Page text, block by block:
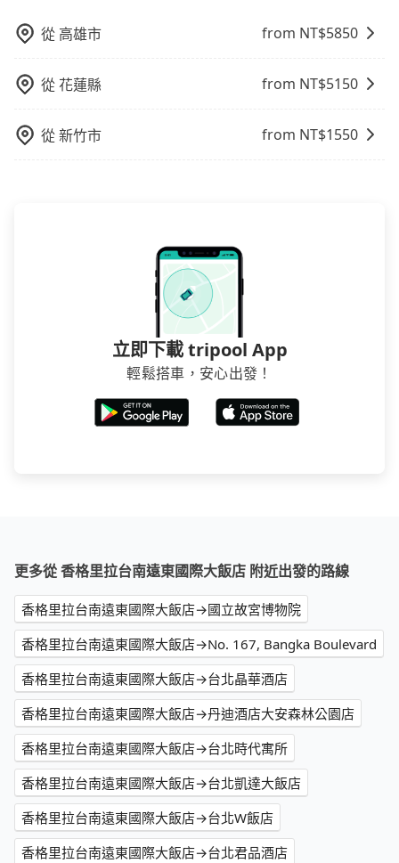
台確認。
從 高雄市 from NT$5850
從花蓮縣 from NT$5150
從新竹市 from NT$1550
立即下載 tripool App
輕鬆搭車，安心出發！
更多從 香格里拉台南遠東國際大飯店 附近出發的路線
香格里拉台南遠東國際大飯店→國立故宮博物院
香格里拉台南遠東國際大飯店→No. 167, Bangka Boulevard
香格里拉台南遠東國際大飯店→台北晶華酒店
香格里拉台南遠東國際大飯店→丹迪酒店大安森林公園店
香格里拉台南遠東國際大飯店→台北時代寓所
香格里拉台南遠東國際大飯店→台北凱達大飯店
香格里拉台南遠東國際大飯店→台北W飯店
香格里拉台南遠東國際大飯店→台北君品酒店